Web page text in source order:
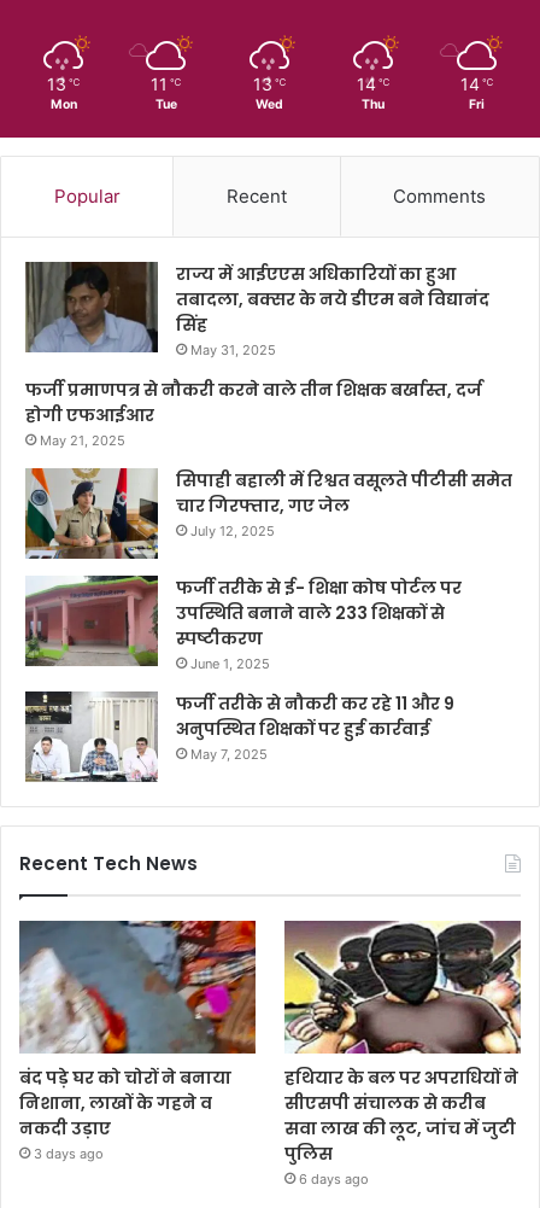
13 ℃
Mon
11 ℃
Tue
13 ℃
Wed
14 ℃
Thu
14 ℃
Fri
Popular Recent Comments
राज्य में आईएएस अधिकारियों का हुआ
तबादला, बक्सर के नये डीएम बने विद्यानंद
सिंह
May 31, 2025
फर्जी प्रमाणपत्र से नौकरी करने वाले तीन शिक्षक बर्खास्त, दर्ज
होगी एफआईआर
May 21, 2025
सिपाही बहाली में रिश्वत वसूलते पीटीसी समेत
चार गिरफ्तार, गए जेल
July 12, 2025
फर्जी तरीके से ई- शिक्षा कोष पोर्टल पर
उपस्थिति बनाने वाले 233 शिक्षकों से
स्पष्टीकरण
June 1, 2025
फर्जी तरीके से नौकरी कर रहे 11 और 9
अनुपस्थित शिक्षकों पर हुई कार्रवाई
May 7, 2025
Recent Tech News
बंद पड़े घर को चोरों ने बनाया
निशाना, लाखों के गहने व
नकदी उड़ाए
3 days ago
हथियार के बल पर अपराधियों ने
सीएसपी संचालक से करीब
सवा लाख की लूट, जांच में जुटी
पुलिस
6 days ago